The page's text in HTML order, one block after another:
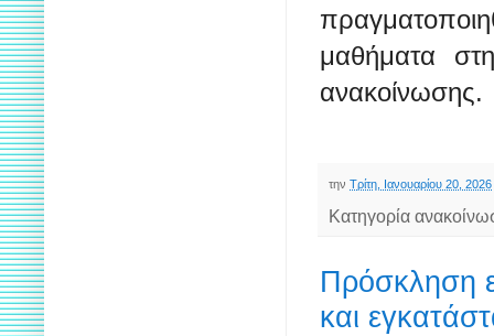
μαθήματα
ανακοίνωσης.
την Τρίτη, Ιανουαρίου 20, 2026
Κατηγορία
Πρόσκληση
και